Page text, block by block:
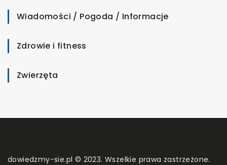
Wiadomości / Pogoda / Informacje
Zdrowie i fitness
Zwierzęta
dowiedzmy-sie.pl © 2023. Wszelkie prawa zastrzeżone.